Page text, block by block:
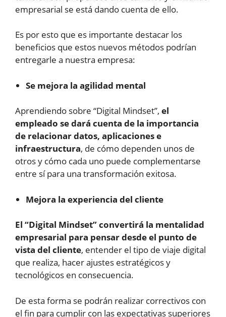
empresarial se está dando cuenta de ello.
Es por esto que es importante destacar los
beneficios que estos nuevos métodos podrían
entregarle a nuestra empresa:
Se mejora la agilidad mental
Aprendiendo sobre “Digital Mindset”, el
empleado se dará cuenta de la importancia
de relacionar datos, aplicaciones e
infraestructura, de cómo dependen unos de
otros y cómo cada uno puede complementarse
entre sí para una transformación exitosa.
Mejora la experiencia del cliente
El “Digital Mindset” convertirá la mentalidad
empresarial para pensar desde el punto de
vista del cliente, entender el tipo de viaje digital
que realiza, hacer ajustes estratégicos y
tecnológicos en consecuencia.
De esta forma se podrán realizar correctivos con
el fin para cumplir con las expectativas superiores